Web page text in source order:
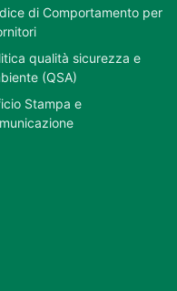
di Comportamento per
qualità sicurezza e
(QSA)
Stampa e